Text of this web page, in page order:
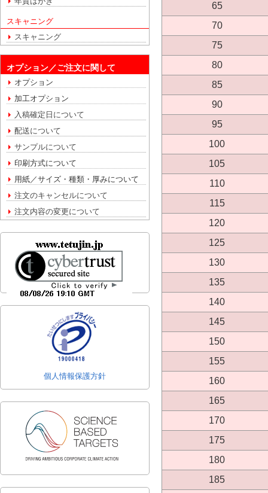
スキャニング
スキャニング
オプション／ご注文に関して
オプション
加工オプション
入稿確定日について
配送について
サンプルについて
印刷方式について
用紙／サイズ・種類・厚みについて
注文のキャンセルについて
注文内容の変更について
個人情報保護方針
65
70
75
80
85
90
95
100
105
110
115
120
125
130
135
140
145
150
155
160
165
170
175
180
185